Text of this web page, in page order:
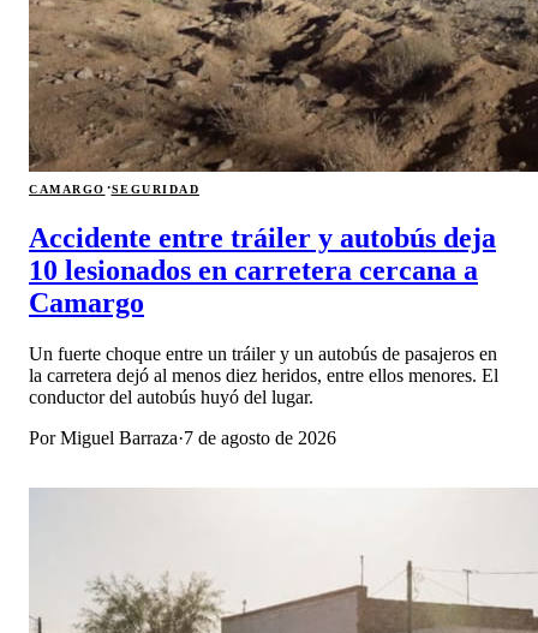
CAMARGO ·SEGURIDAD
Accidente entre tráiler y autobús deja
10 lesionados en carretera cercana a
Camargo
Un fuerte choque entre un tráiler y un autobús de pasajeros en
la carretera dejó al menos diez heridos, entre ellos menores. El
conductor del autobús huyó del lugar.
PorMiguel Barraza·7 de agosto de 2026